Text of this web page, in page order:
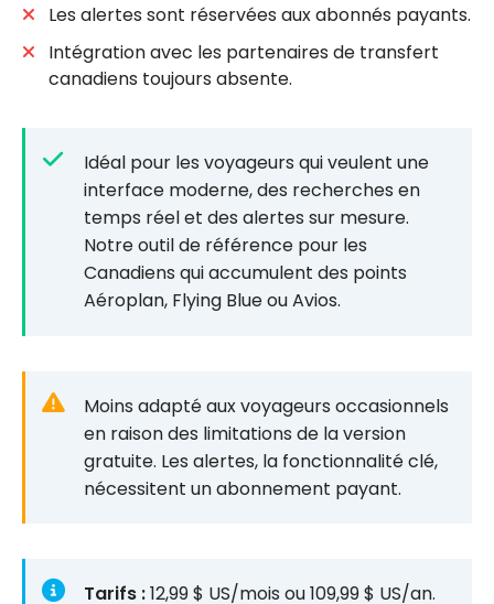
Les alertes sont réservées aux abonnés payants.
Intégration avec les partenaires de transfert
canadiens toujours absente.
Idéal pour les voyageurs qui veulent une
interface moderne, des recherches en
temps réel et des alertes sur mesure.
Notre outil de référence pour les
Canadiens qui accumulent des points
Aéroplan, Flying Blue ou Avios.
Moins adapté aux voyageurs occasionnels
en raison des limitations de la version
gratuite. Les alertes, la fonctionnalité clé,
nécessitent un abonnement payant.
Tarifs :12,99 $ US/mois ou 109,99 $ US/an.